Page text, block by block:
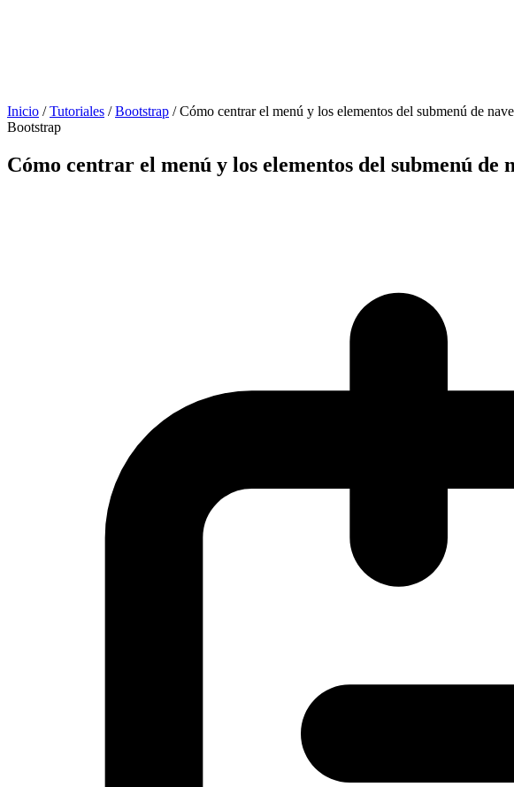
Inicio / Tutoriales / Bootstrap / Cómo centrar el menú y los elementos del submenú de
Bootstrap
Cómo centrar el menú y los elementos del submenú de